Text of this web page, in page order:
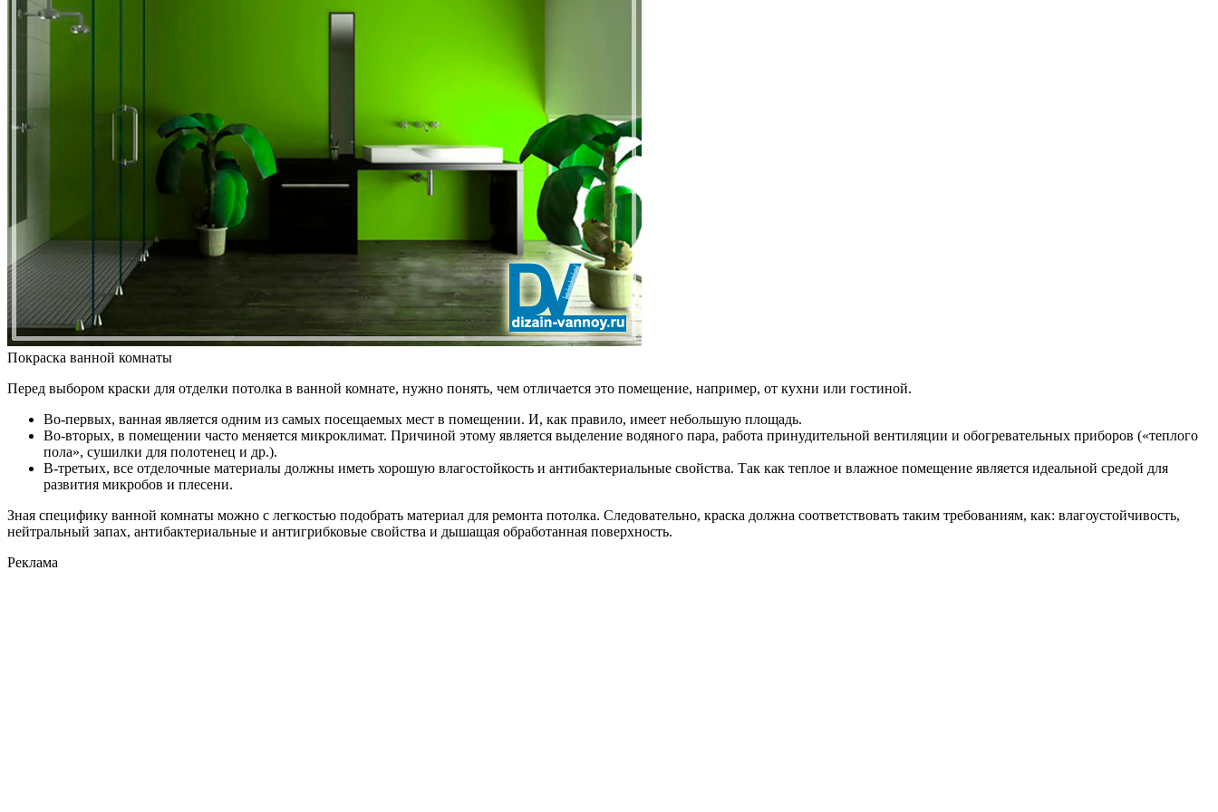
Покраска ванной комнаты
Перед выбором краски для отделки потолка в ванной комнате, нужно понять, чем отличается это помещение, например, от кухни или гостиной.
Во-первых, ванная является одним из самых посещаемых мест в помещении. И, как правило, имеет небольшую площадь.
Во-вторых, в помещении часто меняется микроклимат. Причиной этому является выделение водяного пара, работа принудительной вентиляции и обогревательных приборов («теплого
пола», сушилки для полотенец и др.).
В-третьих, все отделочные материалы должны иметь хорошую влагостойкость и антибактериальные свойства. Так как теплое и влажное помещение является идеальной средой для
развития микробов и плесени.
Зная специфику ванной комнаты можно с легкостью подобрать материал для ремонта потолка. Следовательно, краска должна соответствовать таким требованиям, как: влагоустойчивость,
нейтральный запах, антибактериальные и антигрибковые свойства и дышащая обработанная поверхность.
Реклама